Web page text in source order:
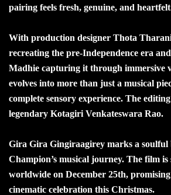
pairing feels fresh, genuine, and
With production designer Thota
recreating the pre-Independence era
Madhie capturing it through immersive
evolves into more than just a musical
complete sensory experience. The
legendary Kotagiri Venkateswara Rao.
Gira Gira Gingiraagirey marks a soulful
Champion’s musical journey. The film is
worldwide on December 25th,
cinematic celebration this Christmas.